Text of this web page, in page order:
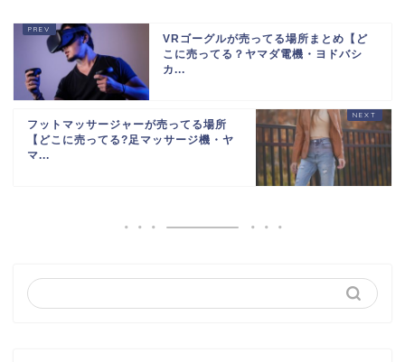
VRゴーグルが売ってる場所まとめ【ど
こに売ってる？ヤマダ電機・ヨドバシ
カ...
フットマッサージャーが売ってる場所
【どこに売ってる?足マッサージ機・ヤ
マ...